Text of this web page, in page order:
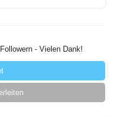
- Vielen Dank!